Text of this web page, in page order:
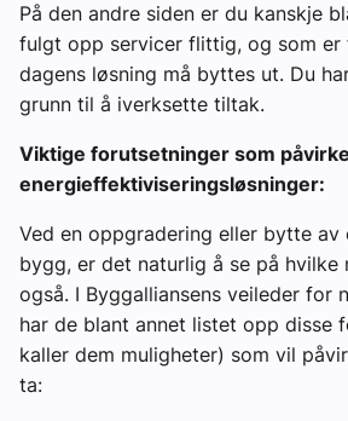
På den andre siden er du kanskje
fulgt opp servicer flittig, og som er
dagens løsning må byttes ut. Du
grunn til å iverksette tiltak.
Viktige forutsetninger som
energieffektiviseringsløsninger:
Ved en oppgradering eller bytte av
bygg, er det naturlig å se på hvilke
også. I Byggalliansens veileder for
har de blant annet listet opp disse
kaller dem muligheter) som vil
ta: